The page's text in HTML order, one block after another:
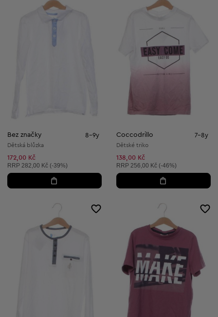
Bez značky 8-9y
Dětská blůzka
172,00 Kč
Doporučená cena:
RRP 282,00 Kč (-39%)
Coccodrillo 7-8y
Dětské triko
138,00 Kč
Doporučená cena:
RRP 256,00 Kč (-46%)